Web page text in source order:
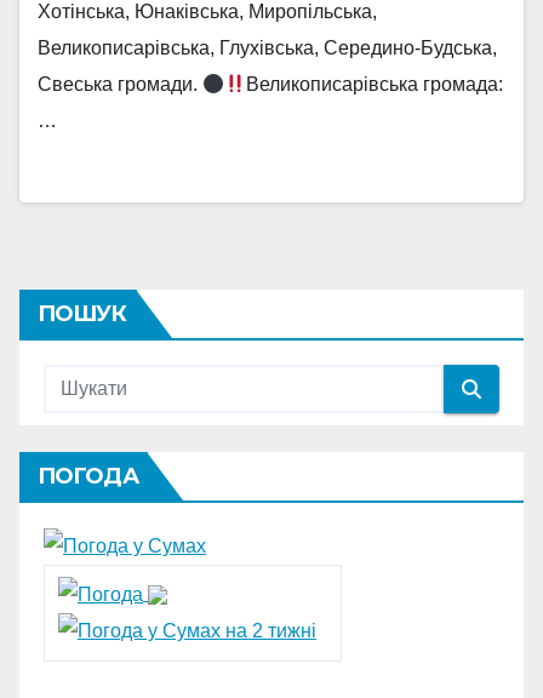
Хотінська, Юнаківська, Миропільська,
Великописарівська, Глухівська, Середино-Будська,
Свеська громади.
Великописарівська громада:
…
ПОШУК
ПОГОДА